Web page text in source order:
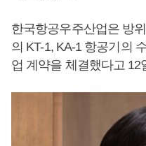
한국항공우주산업은 방
의 KT-1, KA-1 항공기의
업 계약을 체결했다고 12